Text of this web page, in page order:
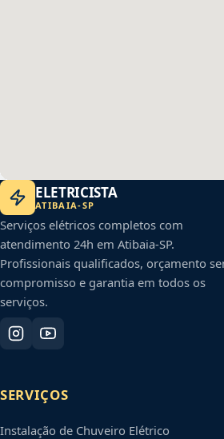
ELETRICISTA
ATIBAIA-SP
Serviços elétricos completos com
atendimento 24h em Atibaia-SP.
Profissionais qualificados, orçamento
compromisso e garantia em todos os
serviços.
SERVIÇOS
Instalação de Chuveiro Elétrico